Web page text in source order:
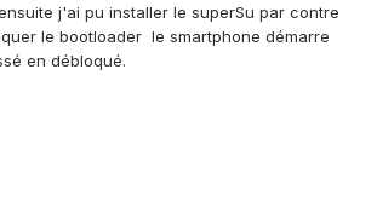
j'ai pu installer le superSu par contre
le bootloader le smartphone démarre
en débloqué.